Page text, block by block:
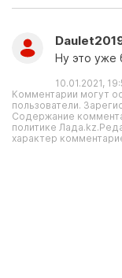
Ну это уже
10.01.2021,
Комментарии могут
пользователи.
Содержание
политике
характер